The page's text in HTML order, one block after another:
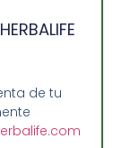
de tu